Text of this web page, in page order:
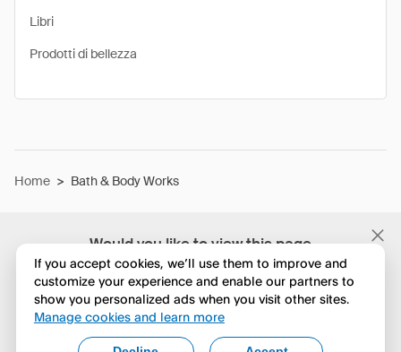
Would you like to view this page
in English?
No, continua a esplorare
Libri
Prodotti di bellezza
Home > Bath & Body Works
If you accept cookies, we’ll use them to improve and
customize your experience and enable our partners to
show you personalized ads when you visit other sites.
Manage cookies and learn more